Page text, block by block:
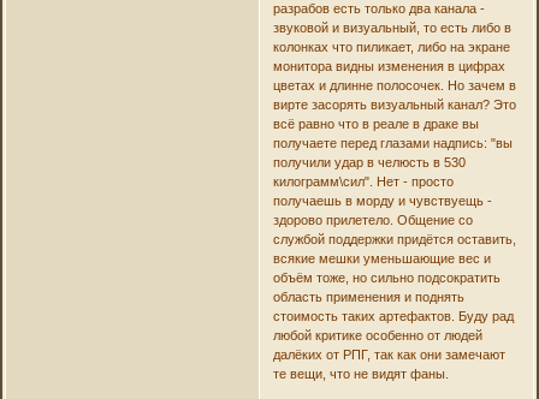
разрабов есть только два канала -
звуковой и визуальный, то есть либо в
колонках что пиликает, либо на экране
монитора видны изменения в цифрах
цветах и длинне полосочек. Но зачем в
вирте засорять визуальный канал? Это
всё равно что в реале в драке вы
получаете перед глазами надпись: "вы
получили удар в челюсть в 530
килограмм\сил". Нет - просто
получаешь в морду и чувствуещь -
здорово прилетело. Общение со
службой поддержки придётся оставить,
всякие мешки уменьшающие вес и
объём тоже, но сильно подсократить
область применения и поднять
стоимость таких артефактов. Буду рад
любой критике особенно от людей
далёких от РПГ, так как они замечают
те вещи, что не видят фаны.